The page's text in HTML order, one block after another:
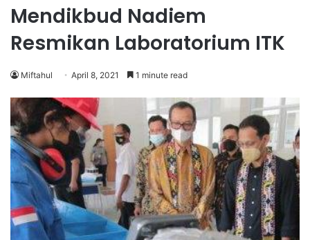
Mendikbud Nadiem
Resmikan Laboratorium ITK
Miftahul April 8, 2021 1 minute read